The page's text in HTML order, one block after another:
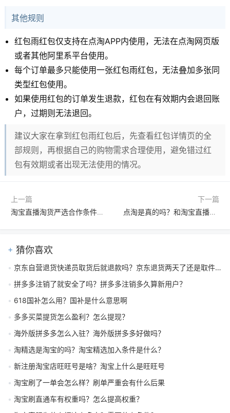
其他规则
红包雨红包仅支持在点淘APP内使用，无法在点淘网页版
或者其他阿里系平台使用。
每个订单最多只能使用一张红包雨红包，无法叠加多张同
类型红包使用。
如果使用红包的订单发生退款，红包在有效期内会退回账
户，过期则无法退回。
建议大家在拿到红包雨红包后，先查看红包详情页的全
部规则，再根据自己的购物需求合理使用，避免错过红
包有效期或者出现无法使用的情况。
上一篇
淘宝直播淘货严选合作条件是什么？
下一篇
点淘是真的吗？和淘宝直播有什么区别？
猜你喜欢
京东自营退货快递员取货后就退款吗？京东退货两天了还是取件中怎么办
拼多多注销了就安全了吗？拼多多注销多久算新用户？
618国补怎么用？国补是什么意思啊
多多买菜提货怎么盈利？怎么提现？
海外版拼多多怎么入驻？海外版拼多多好做吗？
淘精选是淘宝的吗？淘宝精选加入条件是什么？
新注册淘宝店旺旺号是啥？淘宝上什么是旺旺号
淘宝刷了一单会怎么样？刷单严重会有什么后果
淘宝刷直通车有权重吗？怎么提高权重？